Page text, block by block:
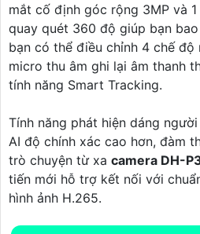
mắt cố định góc rộng 3MP và
quay quét 360 độ giúp bạn
bạn có thể điều chỉnh 4 chế độ
micro thu âm ghi lại âm thanh
tính năng Smart Tracking.
Tính năng phát hiện dáng
AI độ chính xác cao hơn, đàm
trò chuyện từ xa camera DH-
tiến mới hỗ trợ kết nối với
hình ảnh H.265.